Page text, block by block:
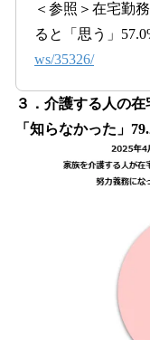
＜参照＞在宅勤
ると「思う」
ws/35326/
３．介護する人の
「知らなかった」